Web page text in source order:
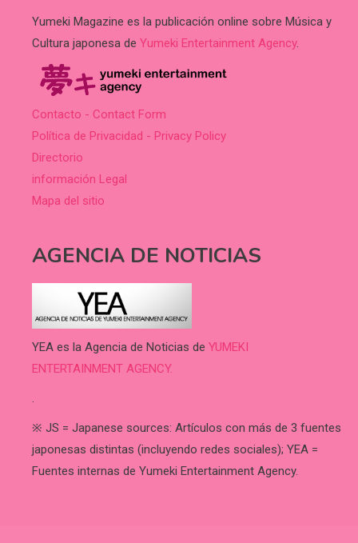
Yumeki Magazine es la publicación online sobre Música y
Cultura japonesa de Yumeki Entertainment Agency.
Contacto - Contact Form
Política de Privacidad - Privacy Policy
Directorio
información Legal
Mapa del sitio
AGENCIA DE NOTICIAS
YEA es la Agencia de Noticias de YUMEKI
ENTERTAINMENT AGENCY.
.
※ JS = Japanese sources: Artículos con más de 3 fuentes
japonesas distintas (incluyendo redes sociales); YEA =
Fuentes internas de Yumeki Entertainment Agency.